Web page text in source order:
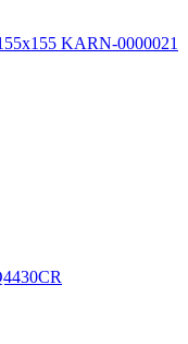
KARN-0000021